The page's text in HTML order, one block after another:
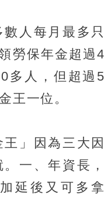
人每月最多只
勞保年金超過4
多人，但超過5
王一位。
」因為三大因
一、年資長，
延後又可多拿